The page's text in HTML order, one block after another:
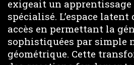
exigeait un
spécialisé. L’espace
accès en permettant la
sophistiquées par simple
géométrique. Cette